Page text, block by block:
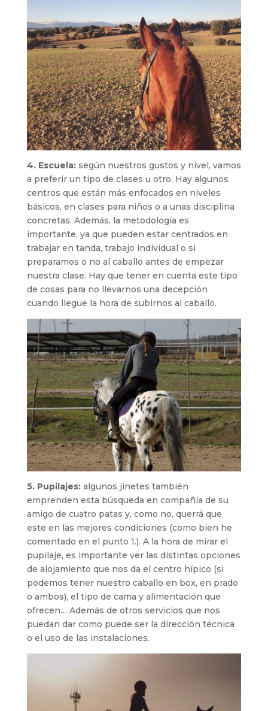
4. Escuela: según nuestros gustos y nivel, vamos
a preferir un tipo de clases u otro. Hay algunos
centros que están más enfocados en niveles
básicos, en clases para niños o a unas disciplina
concretas. Además, la metodología es
importante, ya que pueden estar centrados en
trabajar en tanda, trabajo individual o si
preparamos o no al caballo antes de empezar
nuestra clase. Hay que tener en cuenta este tipo
de cosas para no llevarnos una decepción
cuando llegue la hora de subirnos al caballo.
5. Pupilajes: algunos jinetes también
emprenden esta búsqueda en compañía de su
amigo de cuatro patas y, como no, querrá que
este en las mejores condiciones (como bien he
comentado en el punto 1.). A la hora de mirar el
pupilaje, es importante ver las distintas opciones
de alojamiento que nos da el centro hípico (si
podemos tener nuestro caballo en box, en prado
o ambos), el tipo de cama y alimentación que
ofrecen… Además de otros servicios que nos
puedan dar como puede ser la dirección técnica
o el uso de las instalaciones.